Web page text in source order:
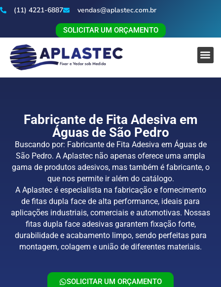
(11) 4221-6887 vendas@aplastec.com.br
SOLICITAR UM ORÇAMENTO
Fabricante de Fita Adesiva em
Águas de São Pedro
Buscando por: Fabricante de Fita Adesiva em Águas de
São Pedro. A Aplastec não apenas oferece uma ampla
gama de produtos adesivos, mas também é fabricante, o
que nos permite ir além do catálogo.
A Aplastec é especialista na fabricação e fornecimento
de fitas dupla face de alta performance, ideais para
aplicações industriais, comerciais e automotivas. Nossas
fitas dupla face adesivas garantem fixação forte,
durabilidade e acabamento limpo, sendo perfeitas para
montagem, colagem e união de diferentes materiais.
SOLICITAR UM ORÇAMENTO